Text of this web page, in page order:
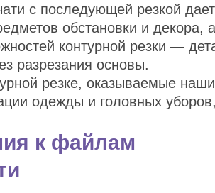
с последующей резкой
обстановки и декора,
контурной резки —
разрезания основы.
резке, оказываемые
одежды и головных
к файлам